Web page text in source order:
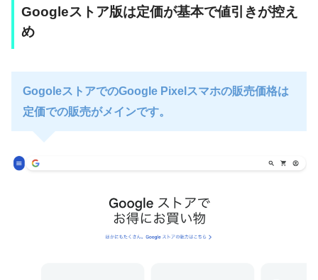
Googleストア版は定価が基本で値引きが控え
め
GogoleストアでのGoogle Pixelスマホの販売価格は
定価での販売がメインです。